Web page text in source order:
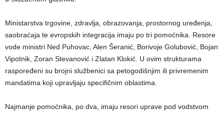
Ministarstva trgovine, zdravlja, obrazovanja, prostornog uređenja,
saobraćaja te evropskih integracija imaju po tri pomoćnika. Resore
vode ministri Ned Puhovac, Alen Šeranić, Borivoje Golubović, Bojan
Vipotnik, Zoran Stevanović i Zlatan Klokić. U ovim strukturama
raspoređeni su brojni službenici sa petogodišnjim ili privremenim
mandatima koji upravljaju specifičnim oblastima.
Najmanje pomoćnika, po dva, imaju resori uprave pod vodstvom